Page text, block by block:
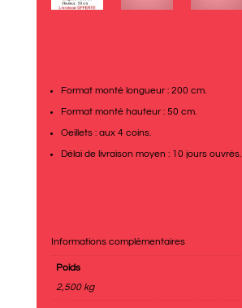
Format monté longueur : 200 cm.
Format monté hauteur : 50 cm.
Oeillets : aux 4 coins.
Délai de livraison moyen : 10 jours ouvrés.
Informations complémentaires
Poids
2,500 kg